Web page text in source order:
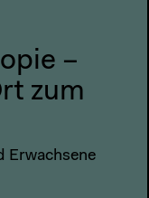
–
zum
Erwachsene